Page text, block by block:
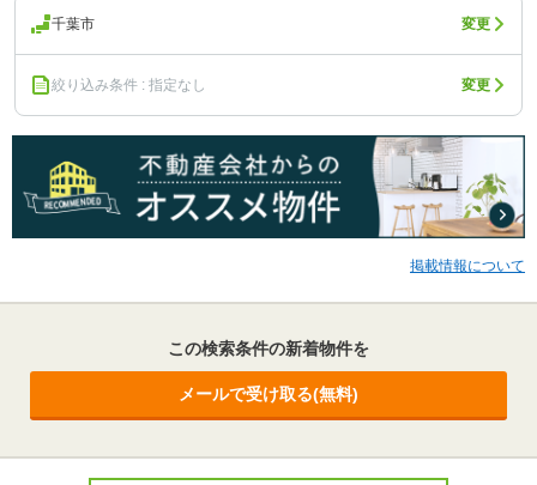
千葉市 変更
絞り込み条件 : 指定なし 変更
掲載情報について
この検索条件の新着物件を
メールで受け取る(無料)